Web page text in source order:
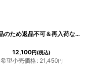
[SALE品のため返品不可＆再入荷なしの現品限り][韓国製][rinfarre]半袖・フロントファスナー・スクエアネック・タイト・ミディアムドレス・ワンピース[黒木麗奈・山崎みどり着用][送料無料]myog
12,100円(税込)
希望小売価格: 21,450円